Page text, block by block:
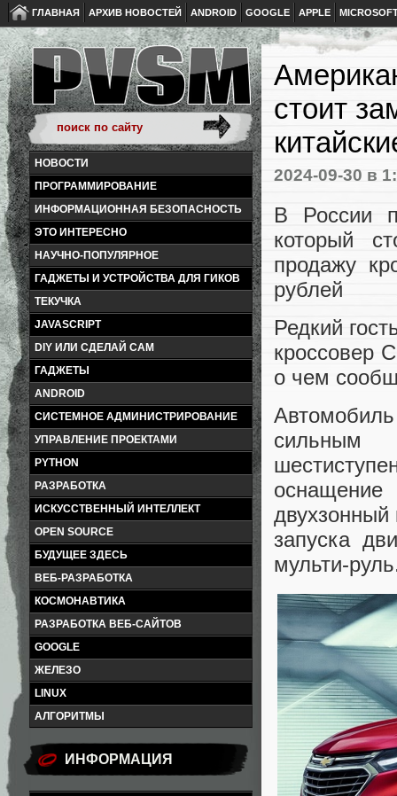
ГЛАВНАЯ АРХИВ НОВОСТЕЙ ANDROID GOOGLE APPLE
НОВОСТИ
ПРОГРАММИРОВАНИЕ
ИНФОРМАЦИОННАЯ БЕЗОПАСНОСТЬ
ЭТО ИНТЕРЕСНО
НАУЧНО-ПОПУЛЯРНОЕ
ГАДЖЕТЫ И УСТРОЙСТВА ДЛЯ ГИКОВ
ТЕКУЧКА
JAVASCRIPT
DIY ИЛИ СДЕЛАЙ САМ
ГАДЖЕТЫ
ANDROID
СИСТЕМНОЕ АДМИНИСТРИРОВАНИЕ
УПРАВЛЕНИЕ ПРОЕКТАМИ
PYTHON
РАЗРАБОТКА
ИСКУССТВЕННЫЙ ИНТЕЛЛЕКТ
OPEN SOURCE
БУДУЩЕЕ ЗДЕСЬ
ВЕБ-РАЗРАБОТКА
КОСМОНАВТИКА
РАЗРАБОТКА ВЕБ-САЙТОВ
GOOGLE
ЖЕЛЕЗО
LINUX
АЛГОРИТМЫ
ИНФОРМАЦИЯ
стоит
2024-09-30 в
В России
который
продажу
рублей
Редкий
кроссовер
о чем
сильным
двухзонный
запуска
мульти-